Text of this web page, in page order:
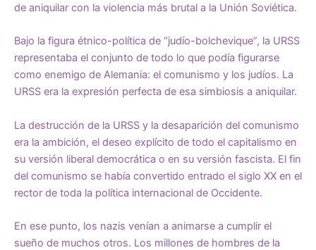
de aniquilar con la violencia más brutal a la Unión Soviética.
Bajo la figura étnico-política de “judío-bolchevique”, la URSS
representaba el conjunto de todo lo que podía figurarse
como enemigo de Alemania: el comunismo y los judíos. La
URSS era la expresión perfecta de esa simbiosis a aniquilar.
La destrucción de la URSS y la desaparición del comunismo
era la ambición, el deseo explícito de todo el capitalismo en
su versión liberal democrática o en su versión fascista. El fin
del comunismo se había convertido entrado el siglo XX en el
rector de toda la política internacional de Occidente.
En ese punto, los nazis venían a animarse a cumplir el
sueño de muchos otros. Los millones de hombres de la